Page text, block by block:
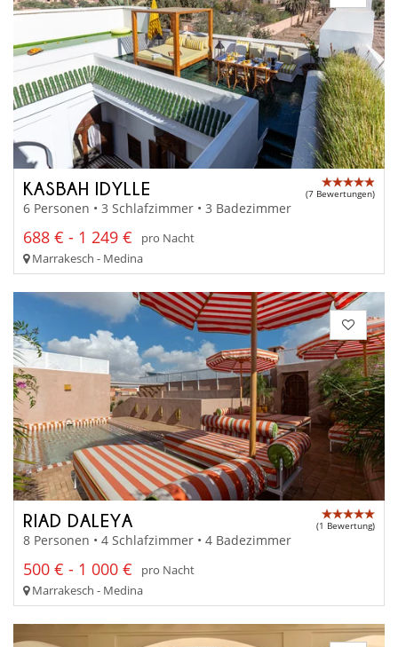
KASBAH IDYLLE (7 Bewertungen)
6 Personen • 3 Schlafzimmer • 3 Badezimmer
688 € - 1 249 €
pro Nacht
Marrakesch - Medina
RIAD DALEYA (1 Bewertung)
8 Personen • 4 Schlafzimmer • 4 Badezimmer
500 € - 1 000 €
pro Nacht
Marrakesch - Medina